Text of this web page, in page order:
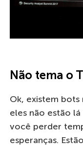
Não tema o
Ok, existem bots
eles não estão
você perder
esperanças.